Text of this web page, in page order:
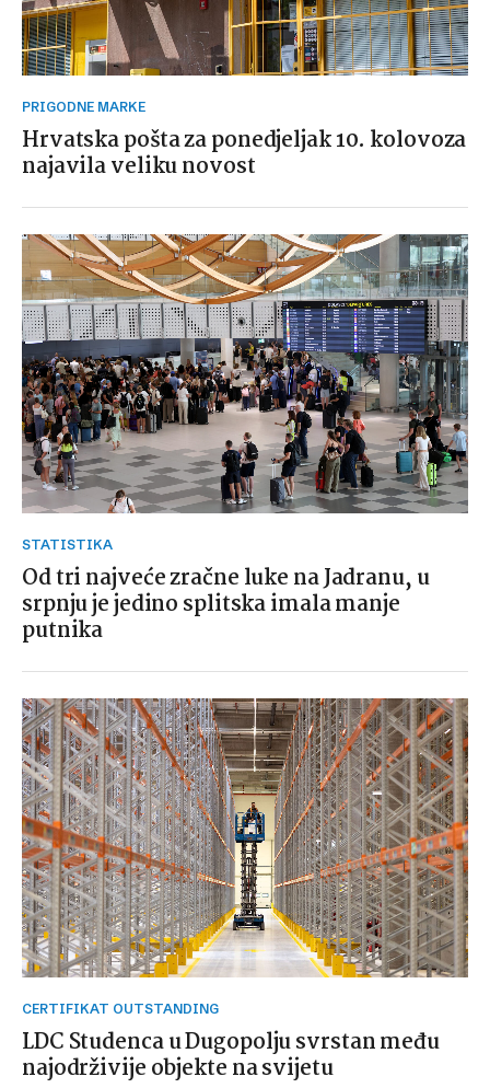
PRIGODNE MARKE
Hrvatska pošta za ponedjeljak 10. kolovoza
najavila veliku novost
STATISTIKA
Od tri najveće zračne luke na Jadranu, u
srpnju je jedino splitska imala manje
putnika
CERTIFIKAT OUTSTANDING
LDC Studenca u Dugopolju svrstan među
najodrživije objekte na svijetu